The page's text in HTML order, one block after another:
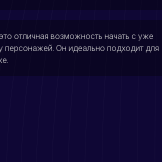
отличная возможность начать с уже
Он идеально подходит для